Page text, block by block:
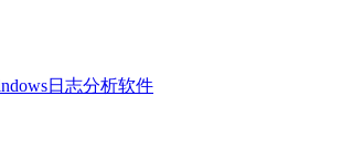
日志分析软件